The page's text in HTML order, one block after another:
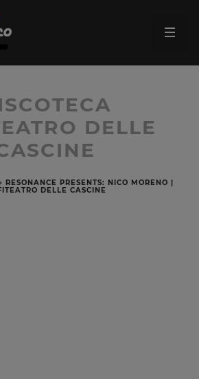
DELLE
RESONANCE PRESENTS: NICO MORENO |
DELLE CASCINE